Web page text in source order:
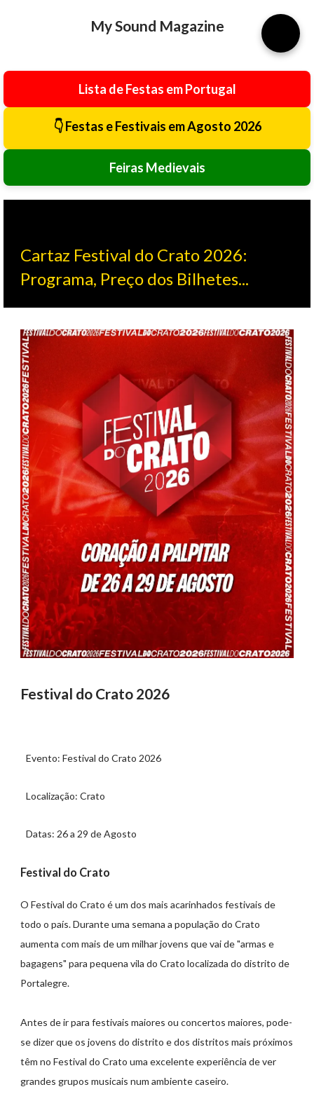
My Sound Magazine
Lista de Festas em Portugal
👇 Festas e Festivais em Agosto 2026
Feiras Medievais
Cartaz Festival do Crato 2026:
Programa, Preço dos Bilhetes...
Festival do Crato 2026
Evento: Festival do Crato 2026
Localização: Crato
Datas: 26 a 29 de Agosto
Festival do Crato
O Festival do Crato é um dos mais acarinhados festivais de
todo o país. Durante uma semana a população do Crato
aumenta com mais de um milhar jovens que vai de "armas e
bagagens" para pequena vila do Crato localizada do distrito de
Portalegre.
Antes de ir para festivais maiores ou concertos maiores, pode-
se dizer que os jovens do distrito e dos distritos mais próximos
têm no Festival do Crato uma excelente experiência de ver
grandes grupos musicais num ambiente caseiro.